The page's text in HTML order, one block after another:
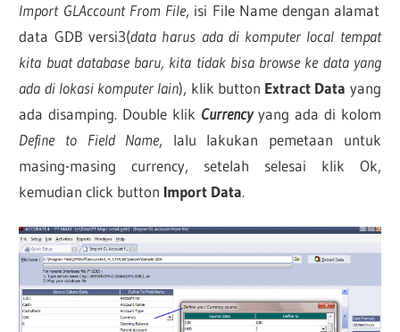
Import GLAccount From File, isi File Name dengan alamat
data GDB versi3(data harus ada di komputer local tempat
kita buat database baru, kita tidak bisa browse ke data yang
ada di lokasi komputer lain), klik button Extract Data yang
ada disamping. Double klik Currency yang ada di kolom
Define to Field Name, lalu lakukan pemetaan untuk
masing-masing currency, setelah selesai klik Ok,
kemudian click button Import Data.